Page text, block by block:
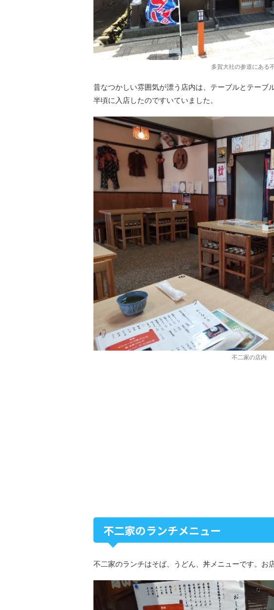
多賀大社の参道にある
昔なつかしい雰囲気が漂う店内は、テーブルとテーブ
半頃に入店したのですいていました。
不二家の店内
不二家のランチメニュー
不二家のランチはそば、うどん、丼メニューです。お